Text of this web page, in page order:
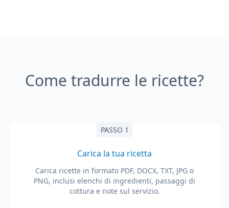
Come tradurre le ricette?
PASSO 1
Carica la tua ricetta
Carica ricette in formato PDF, DOCX, TXT, JPG o
PNG, inclusi elenchi di ingredienti, passaggi di
cottura e note sul servizio.